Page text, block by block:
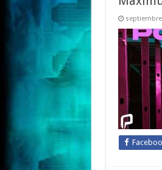
septiembre